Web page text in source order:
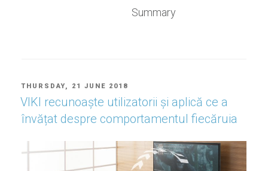
Summary
POSTED
ON
THURSDAY, 21 JUNE 2018
VIKI recunoaște utilizatorii și aplică ce a
învățat despre comportamentul fiecăruia